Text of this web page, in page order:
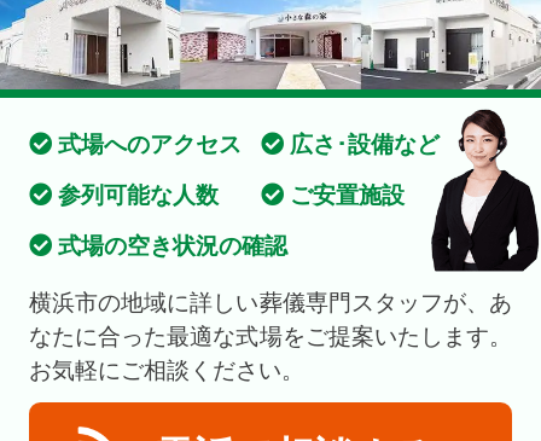
式場へのアクセス
広さ･設備など
参列可能な人数
ご安置施設
式場の空き状況の確認
横浜市の地域に詳しい葬儀専門スタッフが、あ
なたに合った最適な式場をご提案いたします。
お気軽にご相談ください。